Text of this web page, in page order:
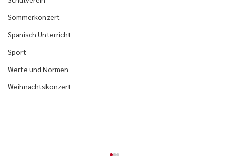
Sommerkonzert
Spanisch Unterricht
Sport
Werte und Normen
Weihnachtskonzert